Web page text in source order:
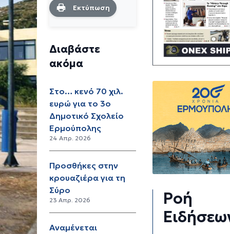
Εκτύπωση
Διαβάστε
ακόμα
Στο… κενό 70 χιλ.
ευρώ για το 3ο
Δημοτικό Σχολείο
Ερμούπολης
24 Απρ. 2026
Προσθήκες στην
κρουαζιέρα για τη
Σύρο
23 Απρ. 2026
Αναμένεται
Ροή